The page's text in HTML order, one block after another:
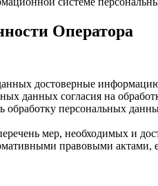
Оператора
достоверные
данных согласия на
персональных
мер, необходимых и
правовыми актами,